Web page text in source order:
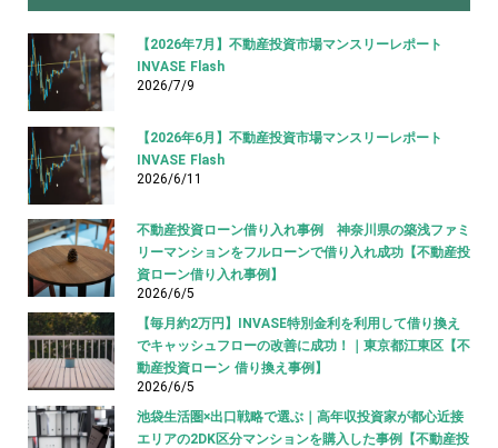
【2026年7月】不動産投資市場マンスリーレポート
INVASE Flash
2026/7/9
【2026年6月】不動産投資市場マンスリーレポート
INVASE Flash
2026/6/11
不動産投資ローン借り入れ事例 神奈川県の築浅ファミ
リーマンションをフルローンで借り入れ成功【不動産投
資ローン借り入れ事例】
2026/6/5
【毎月約2万円】INVASE特別金利を利用して借り換え
でキャッシュフローの改善に成功！｜東京都江東区【不
動産投資ローン 借り換え事例】
2026/6/5
池袋生活圏×出口戦略で選ぶ｜高年収投資家が都心近接
エリアの2DK区分マンションを購入した事例【不動産投